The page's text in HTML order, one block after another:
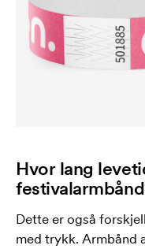
Hvor lang
Dette er også
med trykk. Armbånd